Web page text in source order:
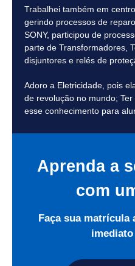
Trabalhei também em
gerindo processos de
SONY, participou de
parte de Transformadores,
disjuntores e relés de
Adoro a Eletricidade, pois
de revolução no mundo;
esse conhecimento para
Aprenda a
com
Faça sua matrícula